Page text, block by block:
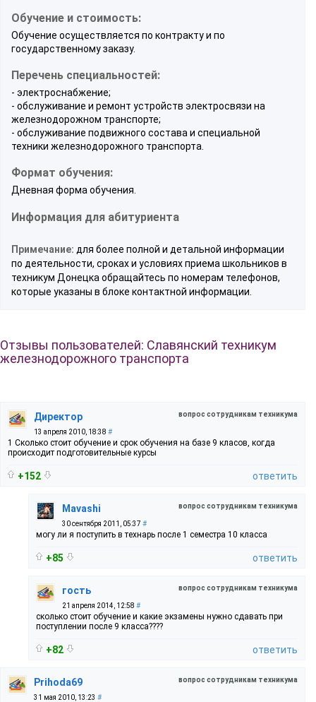
Обучение и стоимость:
Обучение осуществляется по контракту и по
государственному заказу.
Перечень специальностей:
- электроснабжение;
- обслуживание и ремонт устройств электросвязи на
железнодорожном транспорте;
- обслуживание подвижного состава и специальной
техники железнодорожного транспорта.
Формат обучения:
Дневная форма обучения.
Информация для абитуриента
Примечание: для более полной и детальной информации
по деятельности, сроках и условиях приема школьников в
техникум Донецка обращайтесь по номерам телефонов,
которые указаны в блоке контактной информации.
Отзывы пользователей: Славянский техникум
железнодорожного транспорта
вопрос сотрудникам техникума
Директор
13 апреля 2010, 18:38 #
1 Сколько стоит обучение и срок обучения на базе 9 класов, когда
происходит подготовительные курсы
+152 ответить
вопрос сотрудникам техникума
Mavashi
30 сентября 2011, 05:37 #
могу ли я поступить в технарь после 1 семестра 10 класса
+85 ответить
вопрос сотрудникам техникума
гость
21 апреля 2014, 12:58 #
сколько стоит обучение и какие экзамены нужно сдавать при
поступлении после 9 класса????
+82 ответить
вопрос сотрудникам техникума
Prihoda69
31 мая 2010, 13:23 #